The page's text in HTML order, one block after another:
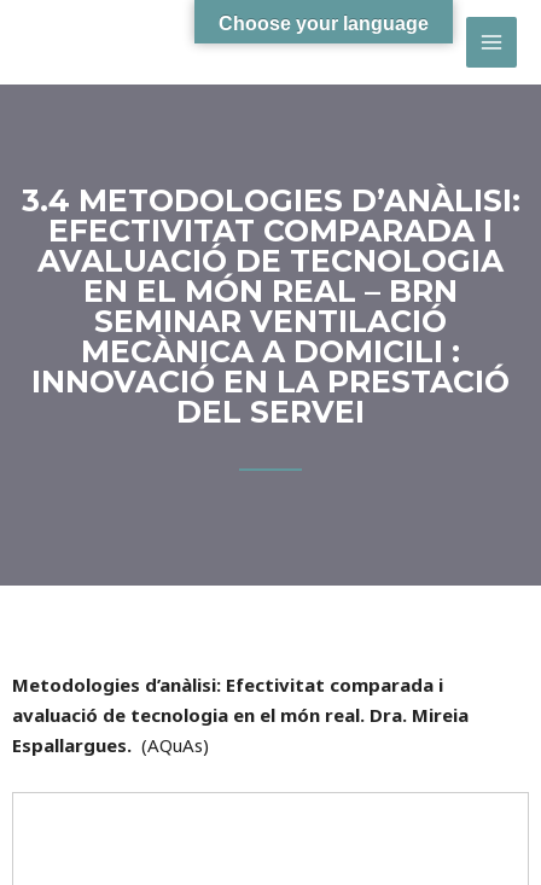
3.4 METODOLOGIES D’ANÀLISI:
EFECTIVITAT COMPARADA I
AVALUACIÓ DE TECNOLOGIA
EN EL MÓN REAL – BRN
SEMINAR VENTILACIÓ
MECÀNICA A DOMICILI :
INNOVACIÓ EN LA PRESTACIÓ
DEL SERVEI
Metodologies d’anàlisi: Efectivitat comparada i
avaluació de tecnologia en el món real. Dra. Mireia
Espallargues. (AQuAs)
Choose your language